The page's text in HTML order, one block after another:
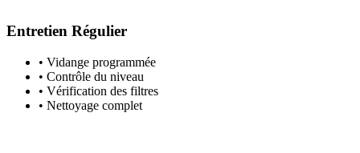
Entretien Régulier
• Vidange programmée
• Contrôle du niveau
• Vérification des filtres
• Nettoyage complet